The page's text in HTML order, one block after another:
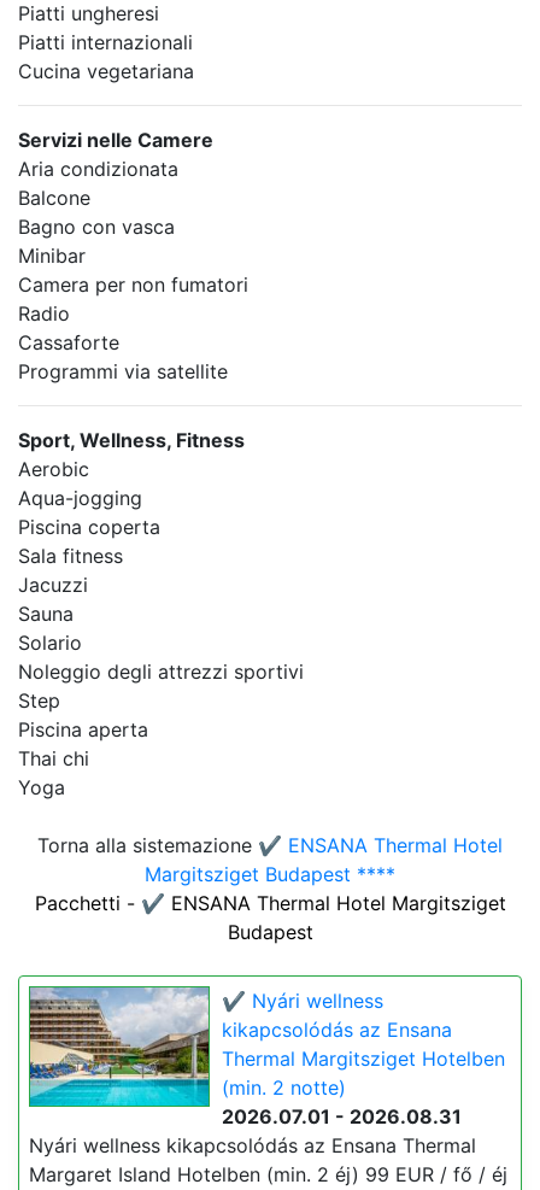
Piatti ungheresi
Piatti internazionali
Cucina vegetariana
Servizi nelle Camere
Aria condizionata
Balcone
Bagno con vasca
Minibar
Camera per non fumatori
Radio
Cassaforte
Programmi via satellite
Sport, Wellness, Fitness
Aerobic
Aqua-jogging
Piscina coperta
Sala fitness
Jacuzzi
Sauna
Solario
Noleggio degli attrezzi sportivi
Step
Piscina aperta
Thai chi
Yoga
Torna alla sistemazione ✔️ ENSANA Thermal Hotel
Margitsziget Budapest ****
Pacchetti - ✔️ ENSANA Thermal Hotel Margitsziget
Budapest
✔️ Nyári wellness
kikapcsolódás az Ensana
Thermal Margitsziget Hotelben
(min. 2 notte)
2026.07.01 - 2026.08.31
Nyári wellness kikapcsolódás az Ensana Thermal
Margaret Island Hotelben (min. 2 éj) 99 EUR / fő / éj